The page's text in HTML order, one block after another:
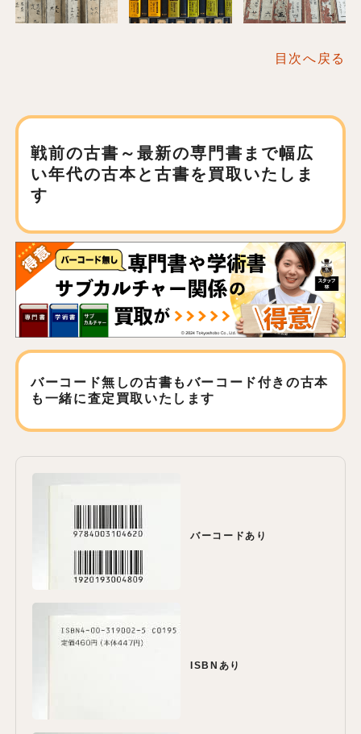
目次へ戻る
戦前の古書～最新の専門書まで幅広
い年代の古本と古書を買取いたしま
す
バーコード無しの古書もバーコード付きの古本
も 一緒に査定買取いたします
バーコードあり
ISBNあり